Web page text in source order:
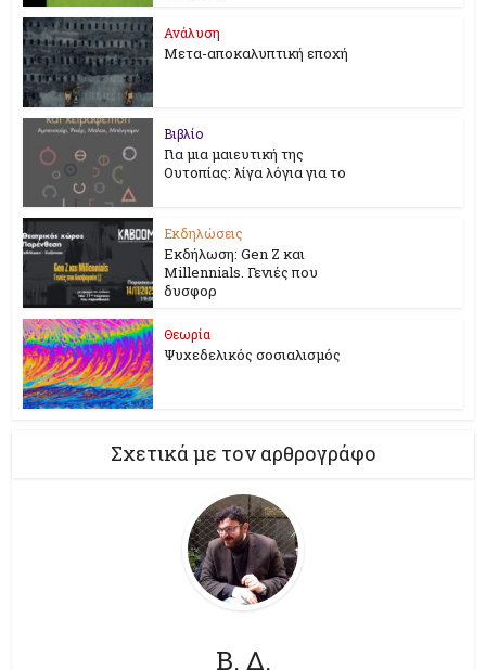
Ανάλυση
Μετα-αποκαλυπτική εποχή
Βιβλίο
Για μια μαιευτική της
Ουτοπίας: λίγα λόγια για το
Εκδηλώσεις
Εκδήλωση: Gen Z και
Millennials. Γενιές που
δυσφορ
Θεωρία
Ψυχεδελικός σοσιαλισμός
Σχετικά με τον αρθρογράφο
Β. Δ.